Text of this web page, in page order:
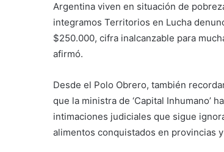
Argentina viven en situación de
integramos Territorios en Lucha
$250.000, cifra inalcanzable para
afirmó.
Desde el Polo Obrero, también
que la ministra de ‘Capital Inhumano’
intimaciones judiciales que sigue
alimentos conquistados en provincias